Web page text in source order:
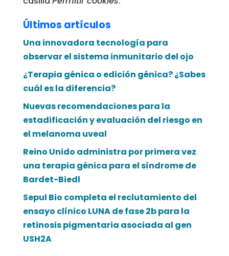
Últimos artículos
Una innovadora tecnología para
observar el sistema inmunitario del ojo
¿Terapia génica o edición génica? ¿Sabes
cuál es la diferencia?
Nuevas recomendaciones para la
estadificación y evaluación del riesgo en
el melanoma uveal
Reino Unido administra por primera vez
una terapia génica para el síndrome de
Bardet-Biedl
Sepul Bio completa el reclutamiento del
ensayo clínico LUNA de fase 2b para la
retinosis pigmentaria asociada al gen
USH2A